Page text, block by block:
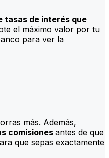
tasas de interés que
el máximo valor por tu
para ver la
más. Además,
comisiones antes de que
que sepas exactamente